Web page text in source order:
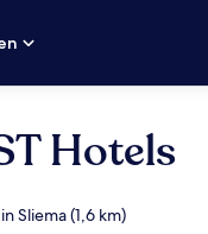
Hotels
Sliema (1,6 km)